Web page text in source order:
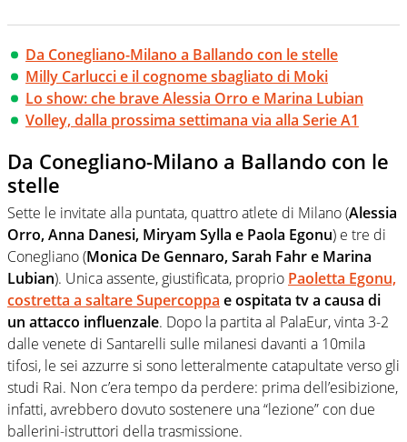
Da Conegliano-Milano a Ballando con le stelle
Milly Carlucci e il cognome sbagliato di Moki
Lo show: che brave Alessia Orro e Marina Lubian
Volley, dalla prossima settimana via alla Serie A1
Da Conegliano-Milano a Ballando con le
stelle
Sette le invitate alla puntata, quattro atlete di Milano (Alessia
Orro, Anna Danesi, Miryam Sylla e Paola Egonu) e tre di
Conegliano (Monica De Gennaro, Sarah Fahr e Marina
Lubian). Unica assente, giustificata, proprio Paoletta Egonu,
costretta a saltare Supercoppa e ospitata tv a causa di
un attacco influenzale. Dopo la partita al PalaEur, vinta 3-2
dalle venete di Santarelli sulle milanesi davanti a 10mila
tifosi, le sei azzurre si sono letteralmente catapultate verso gli
studi Rai. Non c’era tempo da perdere: prima dell’esibizione,
infatti, avrebbero dovuto sostenere una “lezione” con due
ballerini-istruttori della trasmissione.